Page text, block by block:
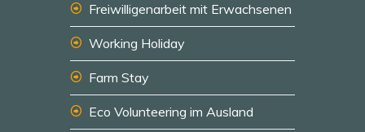
Freiwilligenarbeit mit Erwachsenen
Working Holiday
Farm Stay
Eco Volunteering im Ausland